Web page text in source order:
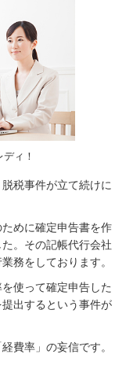
ィ！
税事件が立て続けに
めに確定申告書を作
。その記帳代行会社
務をしております。
使って確定申告した
出するという事件が
費率」の妄信です。